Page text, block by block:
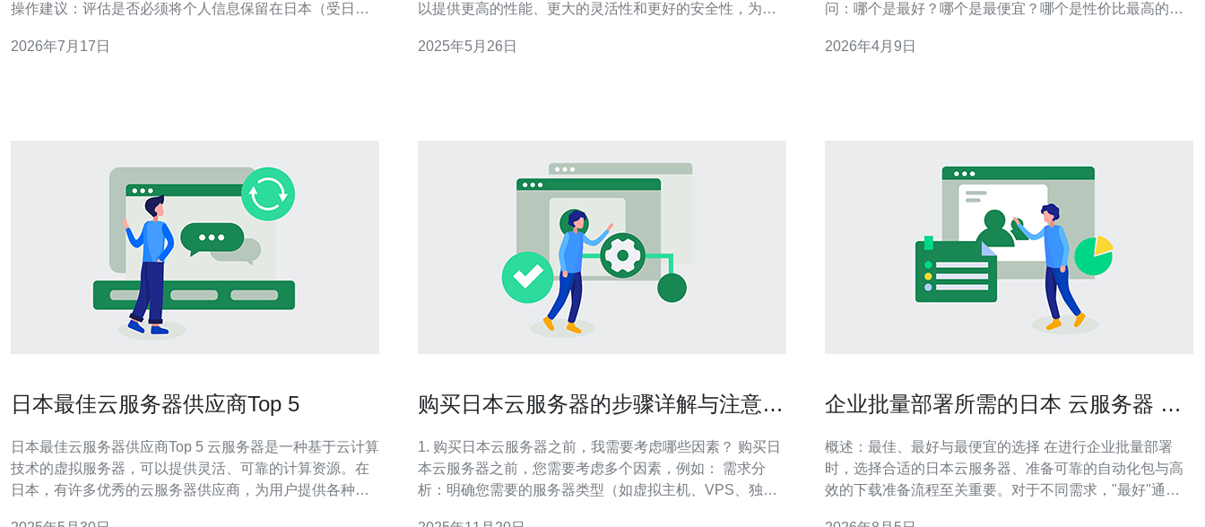
操作建议：评估是否必须将个人信息保留在日本（受日本
业合规（金融、医疗、支付）。整理合规清单作为后续部
2026年7月17日
以提供更高的性能、更大的灵活性和更好的安全性，为网
选择什么样的VPS呢？ 首先，一个性能优异的VPS是至关
2025年5月26日
问：哪个是最好？哪个是最便宜？哪个是性价比最高的选
速度为唯一目标，最佳选择通常是具备海外直连、优质带
2026年4月9日
日本最佳云服务器供应商Top 5
日本最佳云服务器供应商Top 5 云服务器是一种基于云计算
技术的虚拟服务器，可以提供灵活、可靠的计算资源。在
日本，有许多优秀的云服务器供应商，为用户提供各种各
购买日本云服务器的步骤详解与注意事
1. 购买日本云服务器之前，我需要考虑哪些因素？ 购买日
本云服务器之前，您需要考虑多个因素，例如： 需求分
析：明确您需要的服务器类型（如虚拟主机、VPS、独立
企业批量部署所需的日本 云服务器 下
概述：最佳、最好与最便宜的选择 在进行企业批量部署
时，选择合适的日本云服务器、准备可靠的自动化包与高
效的下载准备流程至关重要。对于不同需求，"最好"通常